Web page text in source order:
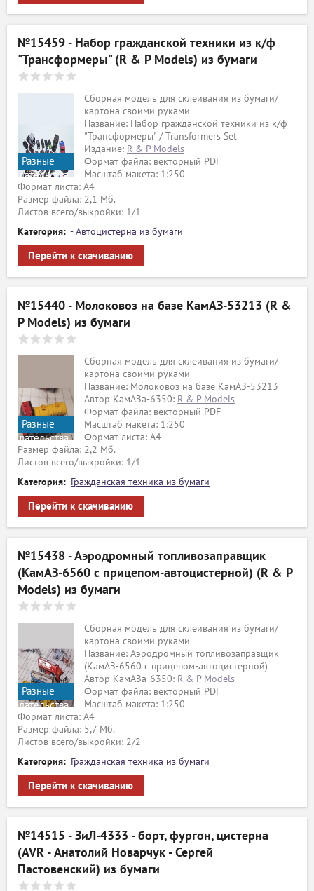
№15459 - Набор гражданской техники из к/ф
"Трансформеры" (R & P Models) из бумаги
Разные
издательства
Сборная модель для склеивания из бумаги/
картона своими руками
Название: Набор гражданской техники из к/ф
"Трансформеры" / Transformers Set
Издание: R & P Models
Формат файла: векторный PDF
Масштаб макета: 1:250
Формат листа: А4
Размер файла: 2,1 Мб.
Листов всего/выкройки: 1/1
Категория: - Автоцистерна из бумаги
Перейти к скачиванию
№15440 - Молоковоз на базе КамАЗ-53213 (R &
P Models) из бумаги
Разные
издательства
Сборная модель для склеивания из бумаги/
картона своими руками
Название: Молоковоз на базе КамАЗ-53213
Автор КамАЗа-6350: R & P Models
Формат файла: векторный PDF
Масштаб макета: 1:250
Формат листа: А4
Размер файла: 2,2 Мб.
Листов всего/выкройки: 1/1
Категория: Гражданская техника из бумаги
Перейти к скачиванию
№15438 - Аэродромный топливозаправщик
(КамАЗ-6560 с прицепом-автоцистерной) (R & P
Models) из бумаги
Разные
издательства
Сборная модель для склеивания из бумаги/
картона своими руками
Название: Аэродромный топливозаправщик
(КамАЗ-6560 с прицепом-автоцистерной)
Автор КамАЗа-6350: R & P Models
Формат файла: векторный PDF
Масштаб макета: 1:250
Формат листа: А4
Размер файла: 5,7 Мб.
Листов всего/выкройки: 2/2
Категория: Гражданская техника из бумаги
Перейти к скачиванию
№14515 - ЗиЛ-4333 - борт, фургон, цистерна
(AVR - Анатолий Новарчук - Сергей
Пастовенский) из бумаги